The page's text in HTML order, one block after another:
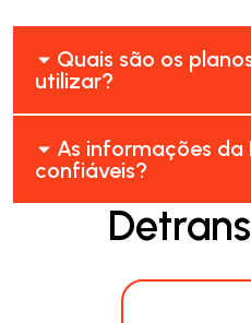
Quais são os
utilizar?
As informações da
confiáveis?